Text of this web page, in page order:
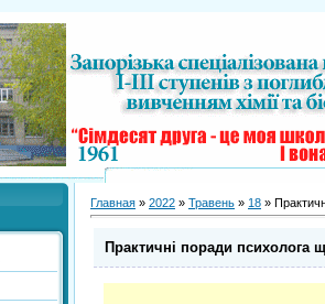
Главная » 2022 » Травень » 18 »
Практичні поради психолога